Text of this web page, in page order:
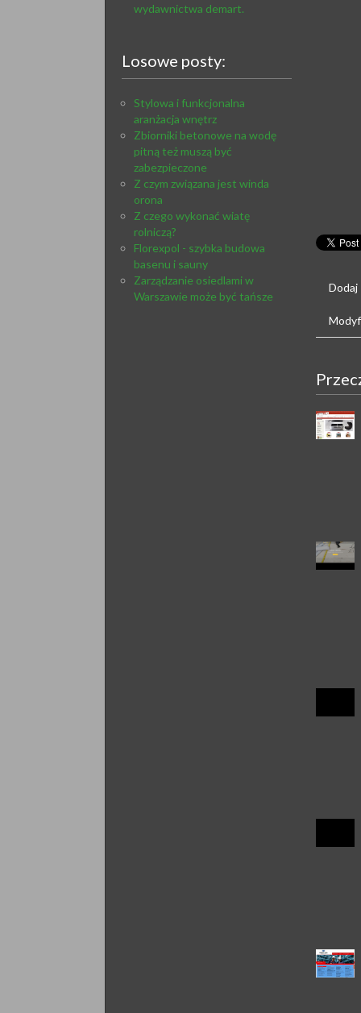
wydawnictwa demart.
Losowe posty:
Stylowa i funkcjonalna
aranżacja wnętrz
Zbiorniki betonowe na wodę
pitną też muszą być
zabezpieczone
Z czym związana jest winda
orona
Z czego wykonać wiatę
rolniczą?
Florexpol - szybka budowa
basenu i sauny
Zarządzanie osiedlami w
Warszawie może być tańsze
Dodaj